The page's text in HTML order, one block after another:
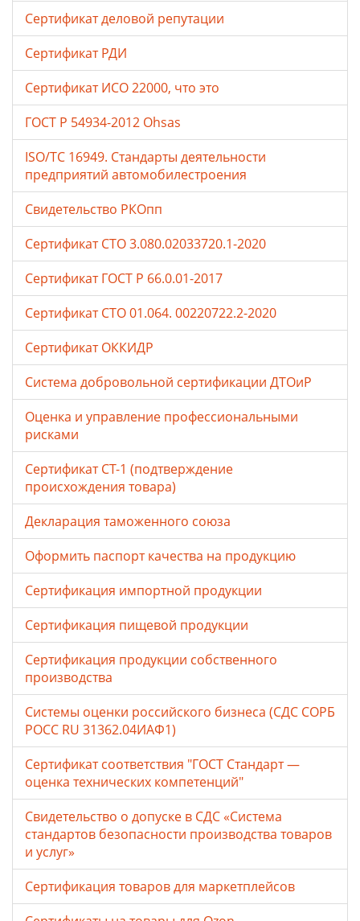
Сертификат деловой репутации
Сертификат РДИ
Сертификат ИСО 22000, что это
ГОСТ Р 54934-2012 Ohsas
ISO/TC 16949. Стандарты деятельности
предприятий автомобилестроения
Свидетельство РКОпп
Сертификат СТО 3.080.02033720.1-2020
Сертификат ГОСТ Р 66.0.01-2017
Сертификат СТО 01.064. 00220722.2-2020
Сертификат ОККИДР
Система добровольной сертификации ДТОиР
Оценка и управление профессиональными
рисками
Сертификат СТ-1 (подтверждение
происхождения товара)
Декларация таможенного союза
Оформить паспорт качества на продукцию
Сертификация импортной продукции
Сертификация пищевой продукции
Сертификация продукции собственного
производства
Системы оценки российского бизнеса (СДС СОРБ
РОСС RU 31362.04ИАФ1)
Сертификат соответствия "ГОСТ Стандарт —
оценка технических компетенций"
Свидетельство о допуске в СДС «Система
стандартов безопасности производства товаров
и услуг»
Сертификация товаров для маркетплейсов